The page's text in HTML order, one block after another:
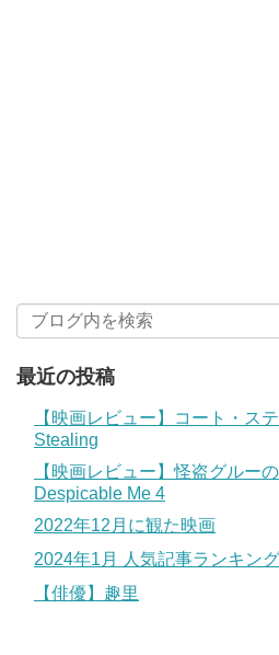
最近の投稿
【映画レビュー】コート・ス
Stealing
【映画レビュー】怪盗グルー
Despicable Me 4
2022年12月に観た映画
2024年1月 人気記事ランキング
【俳優】趣里